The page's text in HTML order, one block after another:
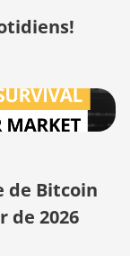
de Bitcoin
de 2026